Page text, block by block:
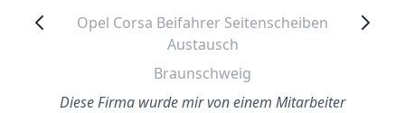
Opel Corsa Beifahrer Seitenscheiben
Austausch
Braunschweig
Diese Firma wurde mir von einem Mitarbeiter